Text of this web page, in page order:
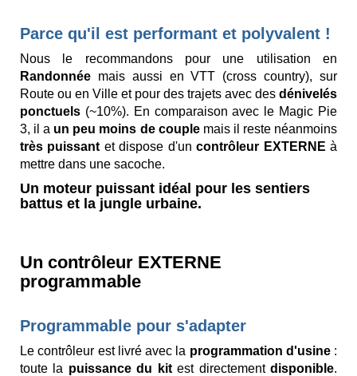
Parce qu'il est performant et polyvalent !
Nous le recommandons pour une utilisation en
Randonnée mais aussi en VTT (cross country), sur
Route ou en Ville et pour des trajets avec des dénivelés
ponctuels (~10%). En comparaison avec le Magic Pie
3, il a un peu moins de couplemais il reste néanmoins
très puissant et dispose d'uncontrôleur EXTERNE à
mettre dans une sacoche.
Un moteur puissant idéal pour les sentiers
battus et la jungle urbaine.
Un contrôleur EXTERNE
programmable
Programmable pour s'adapter
Le contrôleur est livré avec la programmation d'usine:
toute la puissance du kitest directementdisponible.